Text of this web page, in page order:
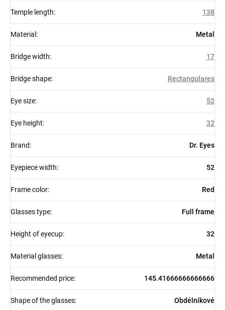
Temple length: 138
Material : Metal
Bridge width: 17
Bridge shape: Rectangulares
Eye size: 52
Eye height: 32
Brand: Dr. Eyes
Eyepiece width: 52
Frame color: Red
Glasses type: Full frame
Height of eyecup: 32
Material glasses: Metal
Recommended price: 145.41666666666666
Shape of the glasses: Obdélníkové